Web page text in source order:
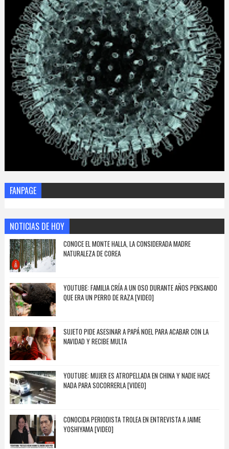
FANPAGE
NOTICIAS DE HOY
CONOCE EL MONTE HALLA, LA CONSIDERADA MADRE
NATURALEZA DE COREA
YOUTUBE: FAMILIA CRÍA A UN OSO DURANTE AÑOS PENSANDO
QUE ERA UN PERRO DE RAZA [VIDEO]
SUJETO PIDE ASESINAR A PAPÁ NOEL PARA ACABAR CON LA
NAVIDAD Y RECIBE MULTA
YOUTUBE: MUJER ES ATROPELLADA EN CHINA Y NADIE HACE
NADA PARA SOCORRERLA [VIDEO]
CONOCIDA PERIODISTA TROLEA EN ENTREVISTA A JAIME
YOSHIYAMA [VIDEO]